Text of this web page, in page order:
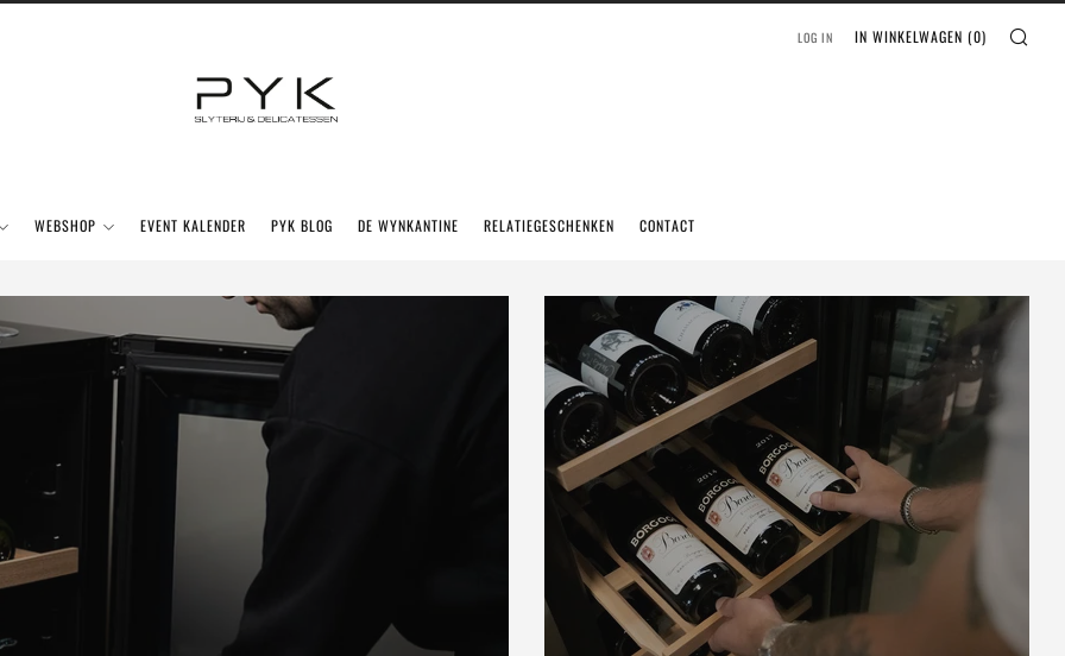
WEBSHOP EVENT KALENDER PYK BLOG DE WYNKANTINE RELATIEGESCHENKEN CONTACT
LOG IN IN WINKELWAGEN (0)